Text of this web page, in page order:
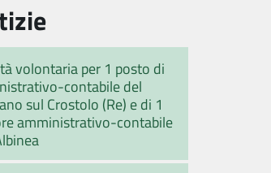
volontaria per 1 posto di
contabile del
sul Crostolo (Re) e di 1
amministrativo-contabile